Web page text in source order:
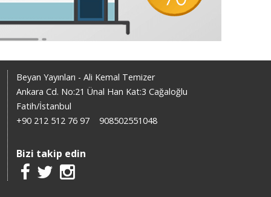
Beyan Yayınları - Ali Kemal Temizer
Ankara Cd. No:21 Ünal Han Kat:3 Cağaloğlu
Fatih/İstanbul
+90 212 512 76 97
908502551048
Bizi takip edin